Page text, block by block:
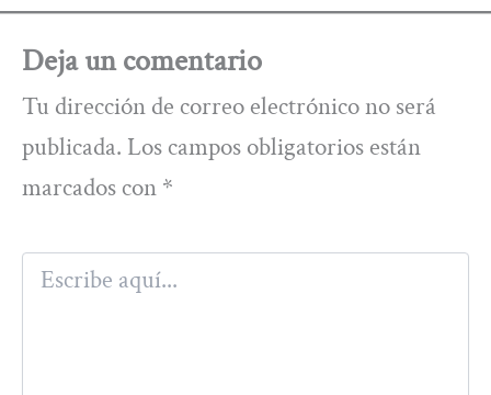
Deja un comentario
Tu dirección de correo electrónico no será
publicada. Los campos obligatorios están
marcados con *
Escribe
aquí...